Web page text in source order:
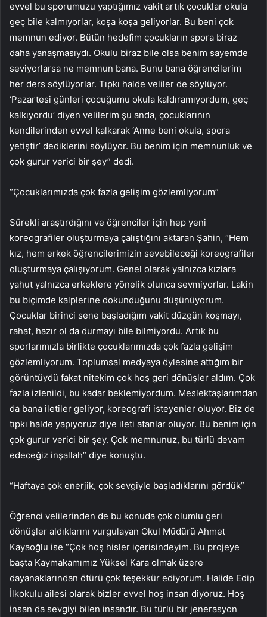
evvel bu sporumuzu yaptığımız vakit artık çocuklar okula
geç bile kalmıyorlar, koşa koşa geliyorlar. Bu beni çok
memnun ediyor. Bütün hedefim çocukların spora biraz
daha yanaşmasıydı. Okulu biraz bile olsa benim sayemde
seviyorlarsa ne memnun bana. Bunu bana öğrencilerim
her ders söylüyorlar. Tıpkı halde veliler de söylüyor.
‘Pazartesi günleri çocuğumu okula kaldıramıyordum, geç
kalkıyordu’ diyen velilerim şu anda, çocuklarının
kendilerinden evvel kalkarak ‘Anne beni okula, spora
yetiştir’ dediklerini söylüyor. Bu benim için memnunluk ve
çok gurur verici bir şey” dedi.
“Çocuklarımızda çok fazla gelişim gözlemliyorum”
Sürekli araştırdığını ve öğrenciler için hep yeni
koreografiler oluşturmaya çalıştığını aktaran Şahin, “Hem
kız, hem erkek öğrencilerimizin sevebileceği koreografiler
oluşturmaya çalışıyorum. Genel olarak yalnızca kızlara
yahut yalnızca erkeklere yönelik olunca sevmiyorlar. Lakin
bu biçimde kalplerine dokunduğunu düşünüyorum.
Çocuklar birinci sene başladığım vakit düzgün koşmayı,
rahat, hazır ol da durmayı bile bilmiyordu. Artık bu
sporlarımızla birlikte çocuklarımızda çok fazla gelişim
gözlemliyorum. Toplumsal medyaya öylesine attığım bir
görüntüydü fakat nitekim çok hoş geri dönüşler aldım. Çok
fazla izlenildi, bu kadar beklemiyordum. Meslektaşlarımdan
da bana iletiler geliyor, koreografi isteyenler oluyor. Biz de
tıpkı halde yapıyoruz diye ileti atanlar oluyor. Bu benim için
çok gurur verici bir şey. Çok memnunuz, bu türlü devam
edeceğiz inşallah” diye konuştu.
“Haftaya çok enerjik, çok sevgiyle başladıklarını gördük”
Öğrenci velilerinden de bu konuda çok olumlu geri
dönüşler aldıklarını vurgulayan Okul Müdürü Ahmet
Kayaoğlu ise “Çok hoş hisler içerisindeyim. Bu projeye
başta Kaymakamımız Yüksel Kara olmak üzere
dayanaklarından ötürü çok teşekkür ediyorum. Halide Edip
İlkokulu ailesi olarak bizler evvel hoş insan diyoruz. Hoş
insan da sevgiyi bilen insandır. Bu türlü bir jenerasyon